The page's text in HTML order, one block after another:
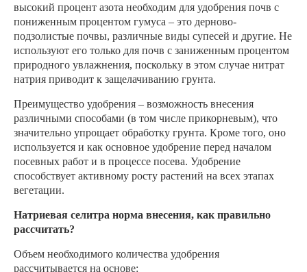
высокий процент азота необходим для удобрения почв с
пониженным процентом гумуса – это дерново-
подзолистые почвы, различные виды супесей и другие. Не
используют его только для почв с заниженным процентом
природного увлажнения, поскольку в этом случае нитрат
натрия приводит к защелачиванию грунта.
Преимущество удобрения – возможность внесения
различными способами (в том числе прикорневым), что
значительно упрощает обработку грунта. Кроме того, оно
используется и как основное удобрение перед началом
посевных работ и в процессе посева. Удобрение
способствует активному росту растений на всех этапах
вегетации.
Натриевая селитра норма внесения, как правильно
рассчитать?
Объем необходимого количества удобрения
рассчитывается на основе: